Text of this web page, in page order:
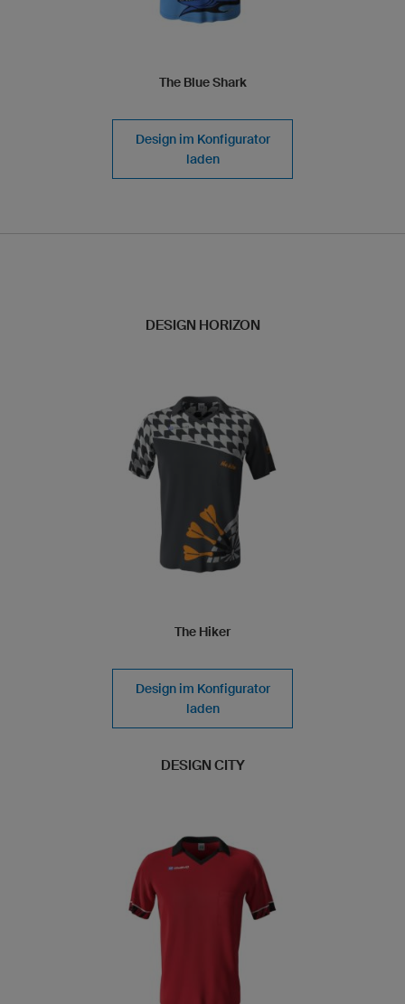
The Blue Shark
Design im Konfigurator
laden
DESIGN HORIZON
The Hiker
Design im Konfigurator
laden
DESIGN CITY